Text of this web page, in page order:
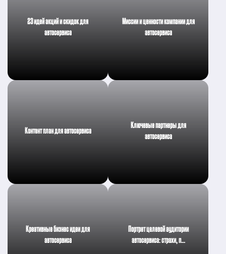
23 идей акций и скидок для
автосервиса
Миссии и ценности компании для
автосервиса
Контент план для автосервиса
Ключевые партнеры для
автосервиса
Креативные бизнес идеи для
автосервиса
Портрет целевой аудитории
автосервиса: страхи, п…